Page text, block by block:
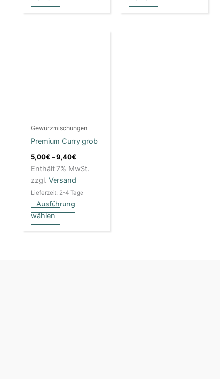
Gewürzmischungen
Premium Curry grob
5,00€ –9,40€
Enthält 7% MwSt.
zzgl. Versand
Lieferzeit: 2-4 Tage
Ausführung
wählen
können
auf
der
Produktseite
gewählt
werden